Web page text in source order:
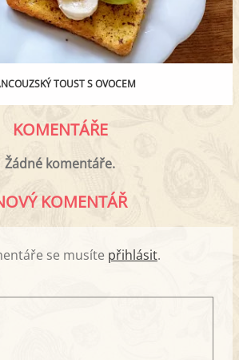
TOUST S OVOCEM
KOMENTÁŘE
Žádné komentáře.
KOMENTÁŘ
se musíte přihlásit.